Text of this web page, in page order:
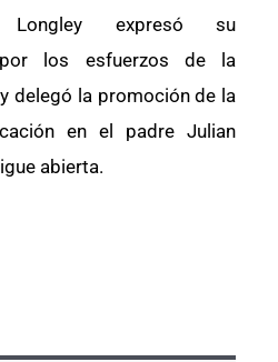
expresó su
por los esfuerzos de la
delegó la promoción de la
en el padre Julian
abierta.